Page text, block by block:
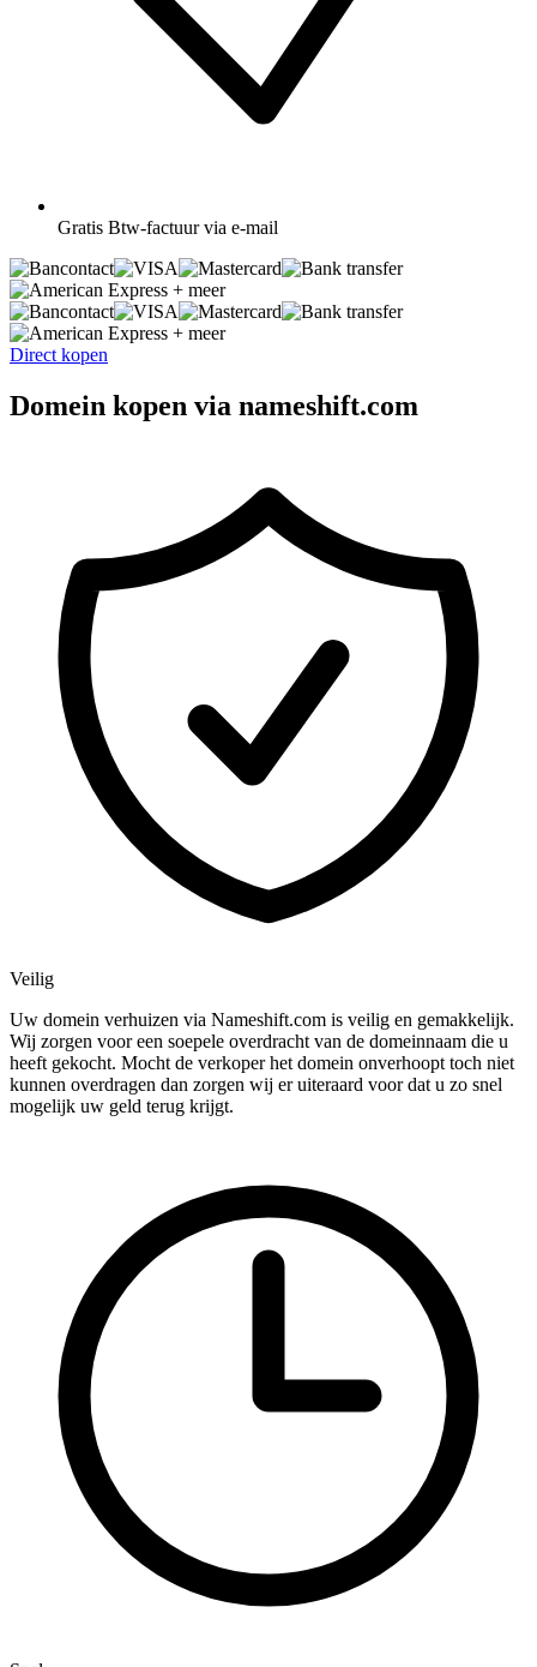
Gratis Btw-factuur via e-mail
+ meer
+ meer
Direct kopen
Domein kopen via nameshift.com
Veilig
Uw domein verhuizen via Nameshift.com is veilig en gemakkelijk.
Wij zorgen voor een soepele overdracht van de domeinnaam die u
heeft gekocht. Mocht de verkoper het domein onverhoopt toch niet
kunnen overdragen dan zorgen wij er uiteraard voor dat u zo snel
mogelijk uw geld terug krijgt.